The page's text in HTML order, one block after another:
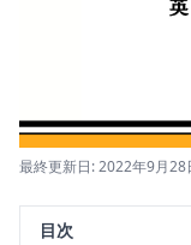
最終更新日: 2022年9月28
目次